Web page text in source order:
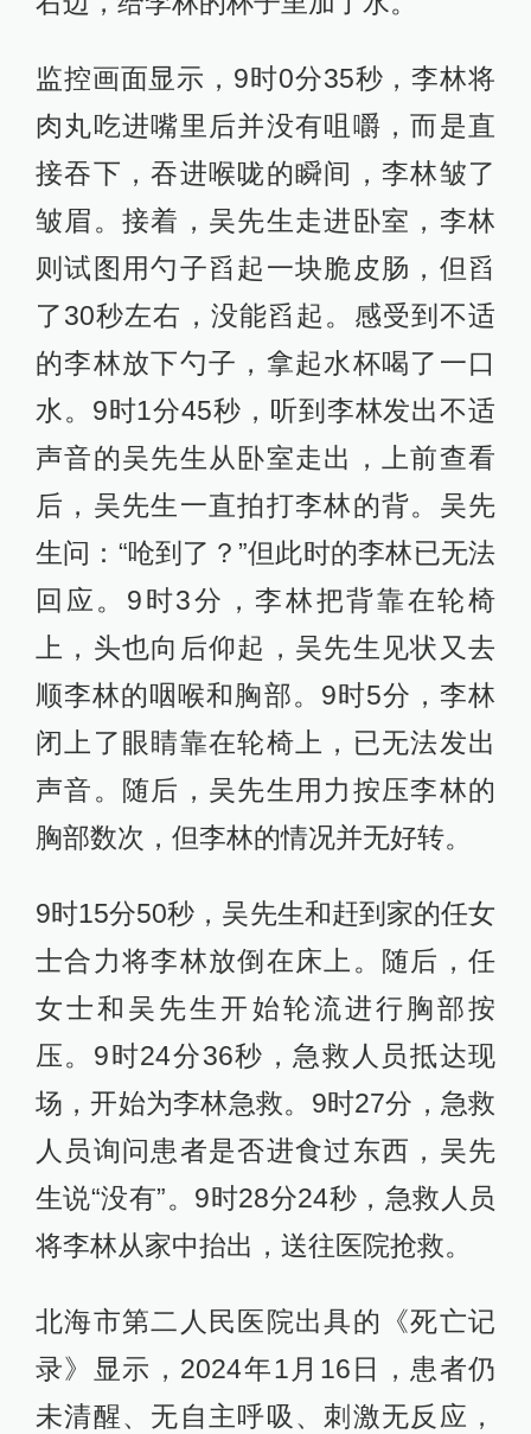
监控画面显示，9时0分35秒，李林将
肉丸吃进嘴里后并没有咀嚼，而是直
接吞下，吞进喉咙的瞬间，李林皱了
皱眉。接着，吴先生走进卧室，李林
则试图用勺子舀起一块脆皮肠，但舀
了30秒左右，没能舀起。感受到不适
的李林放下勺子，拿起水杯喝了一口
水。9时1分45秒，听到李林发出不适
声音的吴先生从卧室走出，上前查看
后，吴先生一直拍打李林的背。吴先
生问：“呛到了？”但此时的李林已无法
回应。9时3分，李林把背靠在轮椅
上，头也向后仰起，吴先生见状又去
顺李林的咽喉和胸部。9时5分，李林
闭上了眼睛靠在轮椅上，已无法发出
声音。随后，吴先生用力按压李林的
胸部数次，但李林的情况并无好转。
9时15分50秒，吴先生和赶到家的任女
士合力将李林放倒在床上。随后，任
女士和吴先生开始轮流进行胸部按
压。9时24分36秒，急救人员抵达现
场，开始为李林急救。9时27分，急救
人员询问患者是否进食过东西，吴先
生说“没有”。9时28分24秒，急救人员
将李林从家中抬出，送往医院抢救。
北海市第二人民医院出具的《死亡记
录》显示，2024年1月16日，患者仍
未清醒、无自主呼吸、刺激无反应，